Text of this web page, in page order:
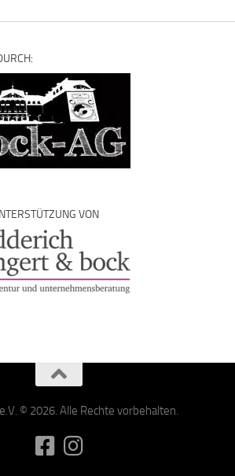
VON
© 2026. Alle Rechte vorbehalten.